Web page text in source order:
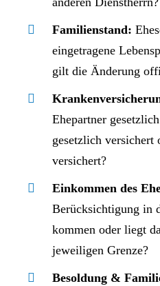
Familienstand:
eingetragene
gilt die Änderung
Ehepartner
gesetzlich versichert
versichert?
Einkommen des
Berücksichtigung in
kommen oder liegt
jeweiligen Grenze?
Besoldung &